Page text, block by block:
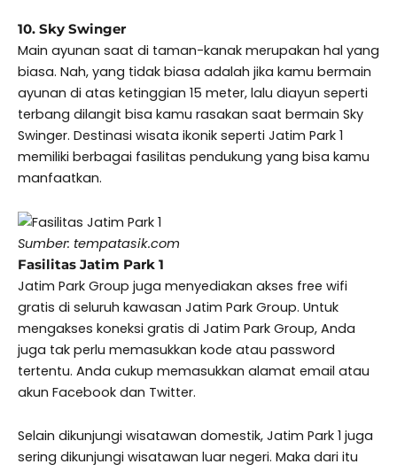
10. Sky Swinger
Main ayunan saat di taman-kanak merupakan hal yang
biasa. Nah, yang tidak biasa adalah jika kamu bermain
ayunan di atas ketinggian 15 meter, lalu diayun seperti
terbang dilangit bisa kamu rasakan saat bermain Sky
Swinger. Destinasi wisata ikonik seperti Jatim Park 1
memiliki berbagai fasilitas pendukung yang bisa kamu
manfaatkan.
Sumber: tempatasik.com
Fasilitas Jatim Park 1
Jatim Park Group juga menyediakan akses free wifi
gratis di seluruh kawasan Jatim Park Group. Untuk
mengakses koneksi gratis di Jatim Park Group, Anda
juga tak perlu memasukkan kode atau password
tertentu. Anda cukup memasukkan alamat email atau
akun Facebook dan Twitter.
Selain dikunjungi wisatawan domestik, Jatim Park 1 juga
sering dikunjungi wisatawan luar negeri. Maka dari itu